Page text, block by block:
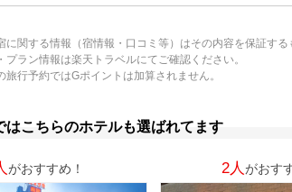
に関する情報（宿情報・口コミ等）はその内容を保証する
プラン情報は楽天トラベルにてご確認ください。
旅行予約ではGポイントは加算されません。
はこちらのホテルも選ばれてます
がおすすめ！ 2人がおす